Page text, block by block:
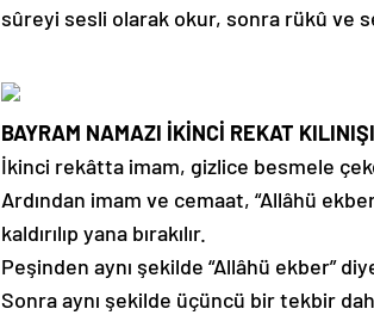
sûreyi sesli olarak okur, sonra rükû ve
BAYRAM NAMAZI İKİNCİ REKAT KILINIŞI
İkinci rekâtta imam, gizlice besmele
Ardından imam ve cemaat, “Allâhü
kaldırılıp yana bırakılır.
Peşinden aynı şekilde “Allâhü ekber”
Sonra aynı şekilde üçüncü bir tekbir